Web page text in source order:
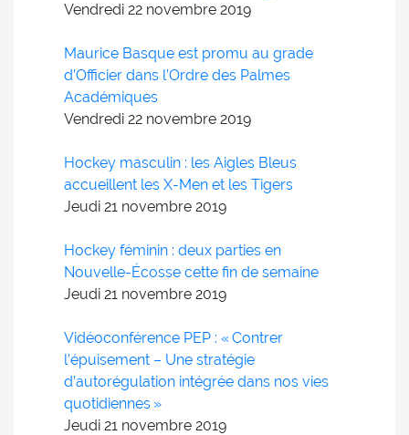
Vendredi 22 novembre 2019
Maurice Basque est promu au grade
d’Officier dans l’Ordre des Palmes
Académiques
Vendredi 22 novembre 2019
Hockey masculin : les Aigles Bleus
accueillent les X-Men et les Tigers
Jeudi 21 novembre 2019
Hockey féminin : deux parties en
Nouvelle-Écosse cette fin de semaine
Jeudi 21 novembre 2019
Vidéoconférence PEP : « Contrer
l’épuisement – Une stratégie
d’autorégulation intégrée dans nos vies
quotidiennes »
Jeudi 21 novembre 2019